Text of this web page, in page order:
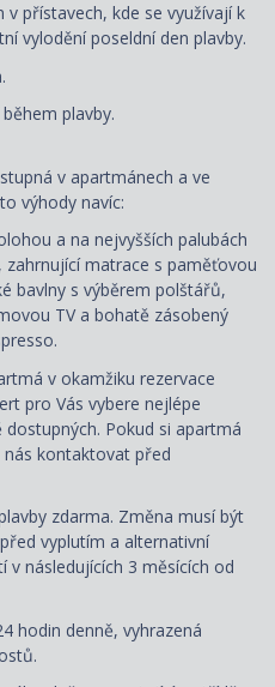
přístavech, kde se využívají k
vylodění poseldní den plavby.
plavby.
v apartmánech a ve
výhody navíc:
a na nejvyšších palubách
zahrnující matrace s paměťovou
bavlny s výběrem polštářů,
TV a bohatě zásobený
v okamžiku rezervace
pro Vás vybere nejlépe
Pokud si apartmá
kontaktovat před
zdarma. Změna musí být
vyplutím a alternativní
v následujících 3 měsících od
hodin denně, vyhrazená